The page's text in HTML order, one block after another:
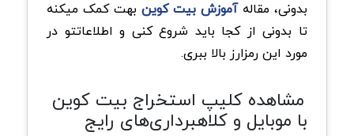
بدونی، مقالهآموزش بیت کوین بهت کمک میکنه
تا بدونی از کجا باید شروع کنی و اطلاعاتتو در
مورد این رمزارز بالا ببری.
مشاهده کلیپ استخراج بیت کوین
با موبایل و کلاهبرداری‌های رایج